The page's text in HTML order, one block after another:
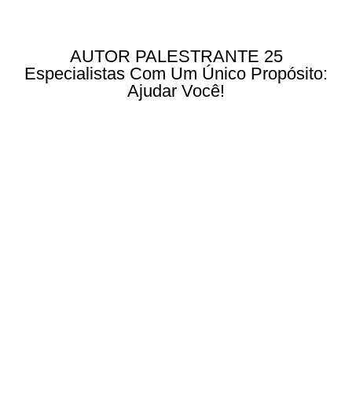
AUTOR PALESTRANTE 25
Especialistas Com Um Único Propósito:
Ajudar Você!